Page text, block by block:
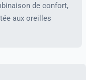
de confort,
aux oreilles